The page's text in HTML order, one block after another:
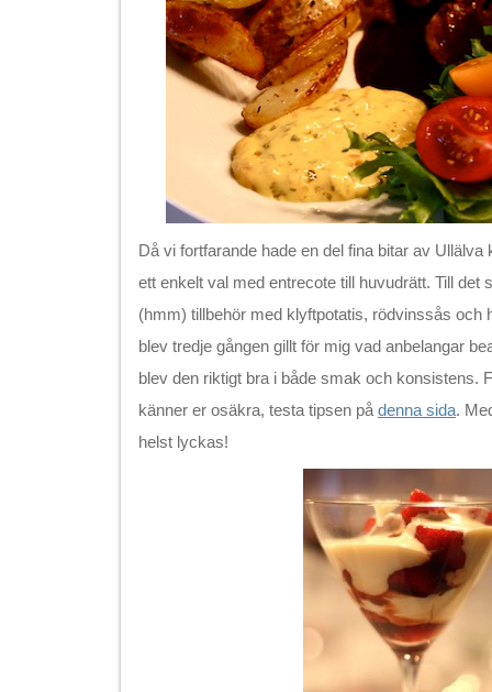
Då vi fortfarande hade en del fina bitar av
ett enkelt val med entrecote till huvudrätt. Till det
(hmm) tillbehör med klyftpotatis, rödvinssås och
blev tredje gången gillt för mig vad anbelangar
blev den riktigt bra i både smak och konsistens.
känner er osäkra, testa tipsen på denna sida.
helst lyckas!